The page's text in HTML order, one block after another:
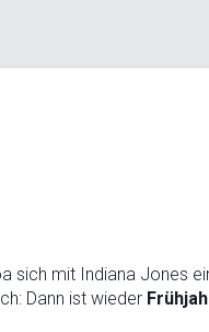
sich mit Indiana Jones
Dann ist wieder